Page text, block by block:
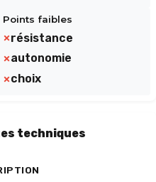
Points faibles
résistance
autonomie
choix
techniques